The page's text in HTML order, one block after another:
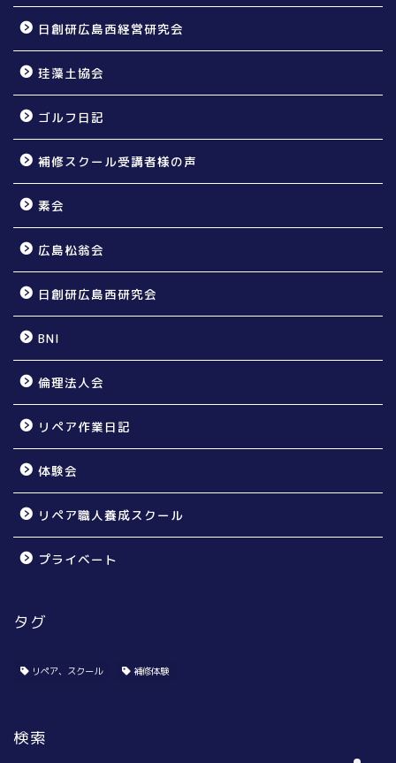
日創研広島西経営研究会
珪藻土協会
ゴルフ日記
補修スクール受講者様の声
素会
広島松翁会
日創研広島西研究会
BNI
倫理法人会
リペア作業日記
体験会
リペア職人養成スクール
プライベート
タグ
リペア、スクール 補修体験
検索